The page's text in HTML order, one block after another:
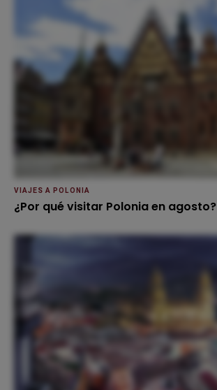
VIAJES A POLONIA
¿Por qué visitar Polonia en agosto?